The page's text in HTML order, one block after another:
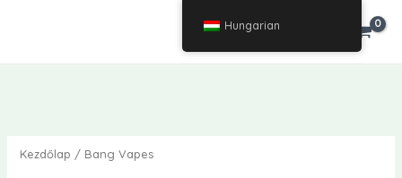
Kezdőlap / Bang Vapes
Hungarian